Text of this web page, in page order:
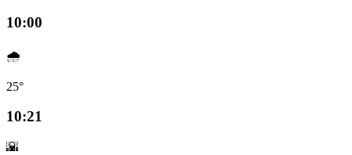
10:00
🌧️
25°
10:21
🌇